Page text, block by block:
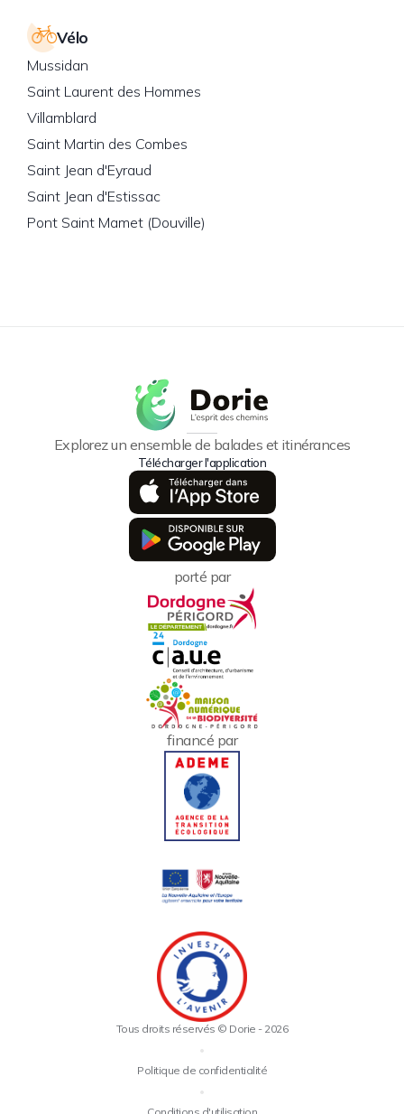
Vélo
Mussidan
Saint Laurent des Hommes
Villamblard
Saint Martin des Combes
Saint Jean d'Eyraud
Saint Jean d'Estissac
Pont Saint Mamet (Douville)
Explorez un ensemble de balades et itinérances
Télécharger l'application
porté par
financé par
Tous droits réservés © Dorie - 2026
•
Politique de confidentialité
•